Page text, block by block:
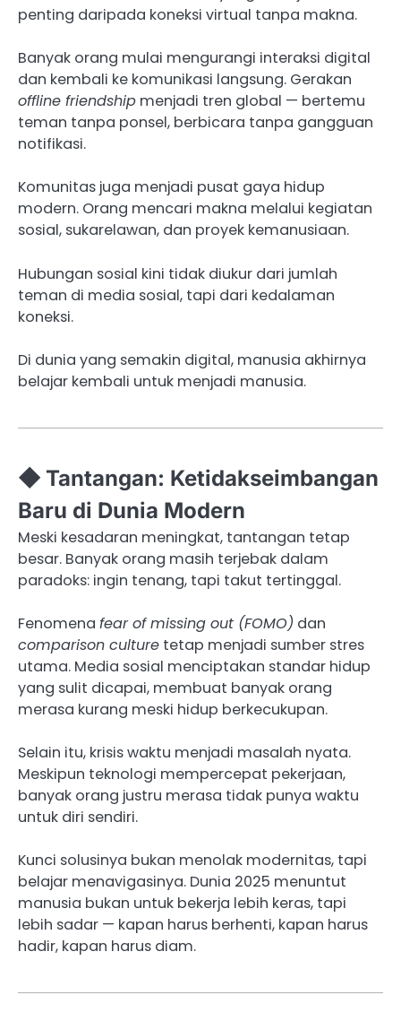
penting daripada koneksi virtual tanpa makna.
Banyak orang mulai mengurangi interaksi digital
dan kembali ke komunikasi langsung. Gerakan
offline friendship menjadi tren global — bertemu
teman tanpa ponsel, berbicara tanpa gangguan
notifikasi.
Komunitas juga menjadi pusat gaya hidup
modern. Orang mencari makna melalui kegiatan
sosial, sukarelawan, dan proyek kemanusiaan.
Hubungan sosial kini tidak diukur dari jumlah
teman di media sosial, tapi dari kedalaman
koneksi.
Di dunia yang semakin digital, manusia akhirnya
belajar kembali untuk menjadi manusia.
◆ Tantangan: Ketidakseimbangan
Baru di Dunia Modern
Meski kesadaran meningkat, tantangan tetap
besar. Banyak orang masih terjebak dalam
paradoks: ingin tenang, tapi takut tertinggal.
Fenomena fear of missing out (FOMO) dan
comparison culture tetap menjadi sumber stres
utama. Media sosial menciptakan standar hidup
yang sulit dicapai, membuat banyak orang
merasa kurang meski hidup berkecukupan.
Selain itu, krisis waktu menjadi masalah nyata.
Meskipun teknologi mempercepat pekerjaan,
banyak orang justru merasa tidak punya waktu
untuk diri sendiri.
Kunci solusinya bukan menolak modernitas, tapi
belajar menavigasinya. Dunia 2025 menuntut
manusia bukan untuk bekerja lebih keras, tapi
lebih sadar — kapan harus berhenti, kapan harus
hadir, kapan harus diam.